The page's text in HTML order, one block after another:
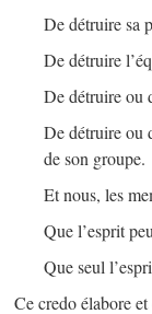
De détruire sa
De détruire
De détruire ou
De détruire ou
de son groupe.
Et nous, les
Que l’esprit
Que seul
Ce credo élabore